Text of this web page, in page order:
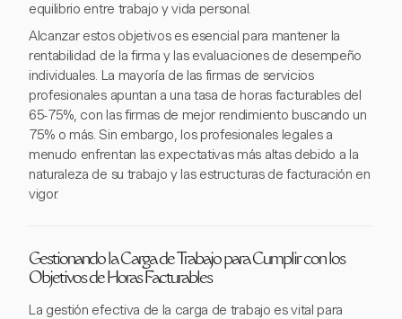
equilibrio entre trabajo y vida personal.
Alcanzar estos objetivos es esencial para mantener la
rentabilidad de la firma y las evaluaciones de desempeño
individuales. La mayoría de las firmas de servicios
profesionales apuntan a una tasa de horas facturables del
65-75%, con las firmas de mejor rendimiento buscando un
75% o más. Sin embargo, los profesionales legales a
menudo enfrentan las expectativas más altas debido a la
naturaleza de su trabajo y las estructuras de facturación en
vigor.
Gestionando la Carga de Trabajo para Cumplir con los
Objetivos de Horas Facturables
La gestión efectiva de la carga de trabajo es vital para